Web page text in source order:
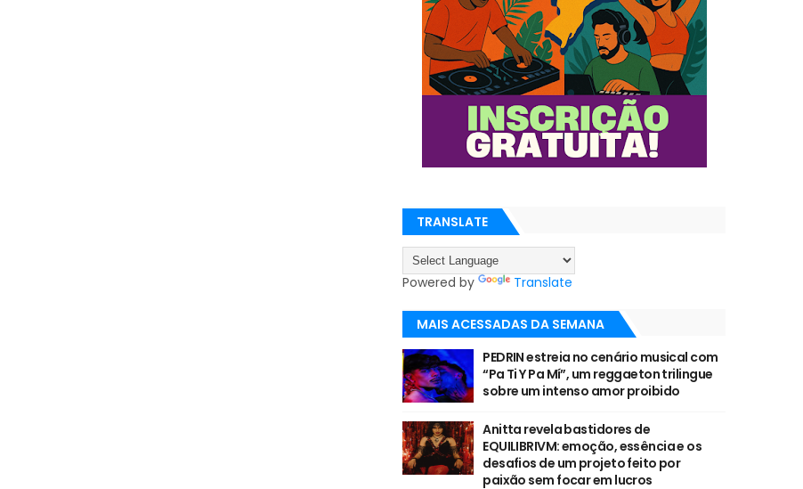
TRANSLATE
Powered by Translate
MAIS ACESSADAS DA SEMANA
PEDRIN estreia no cenário musical com
“Pa Ti Y Pa Mí”, um reggaeton trilingue
sobre um intenso amor proibido
Anitta revela bastidores de
EQUILIBRIVM: emoção, essência e os
desafios de um projeto feito por
paixão sem focar em lucros